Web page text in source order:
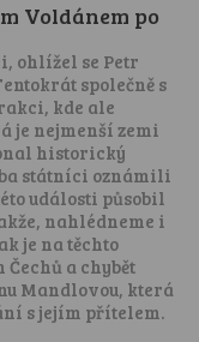
Voldánem po
ohlížel se Petr
společně s
kde ale
je nejmenší zemi
historický
státníci oznámili
události působil
nahlédneme i
je na těchto
a chybět
Mandlovou, která
s jejím přítelem.